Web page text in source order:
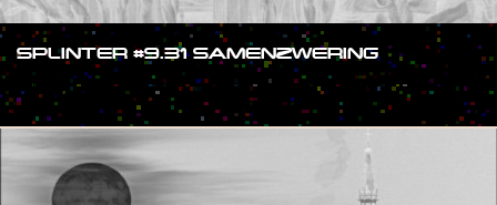
SPLINTER #9.31 SAMENZWERING
#SHOW